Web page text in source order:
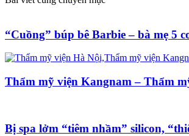
“Cuồng” búp bê Barbie – bà mẹ 5
Thẩm mỹ viện Kangnam – Thẩm
Bị spa lởm “tiêm nhầm” silicon,